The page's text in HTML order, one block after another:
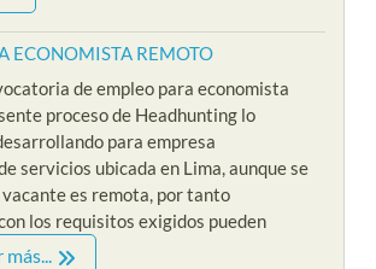
ECONOMISTA REMOTO
de empleo para economista
proceso de Headhunting lo
para empresa
servicios ubicada en Lima, aunque se
es remota, por tanto
los requisitos exigidos pueden
más...